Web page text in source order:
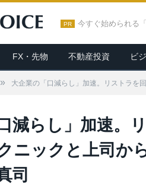
PR 今すぐ始められる
FX・先物 不動産投資 ビ
» 大企業の「口減らし」加速。リストラを
減らし」加速。
ニックと上司か
司